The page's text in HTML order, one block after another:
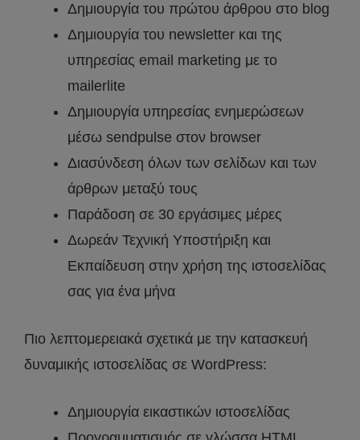
Δημιουργία του πρώτου άρθρου στο blog
Δημιουργία του newsletter και της
υπηρεσίας email marketing με το
mailerlite
Δημιουργία υπηρεσίας ενημερώσεων
μέσω sendpulse στον browser
Διασύνδεση όλων των σελίδων και των
άρθρων μεταξύ τους
Παράδοση σε 30 εργάσιμες μέρες
Δωρεάν Τεχνική Υποστήριξη και
Εκπαίδευση στην χρήση της ιστοσελίδας
σας για ένα μήνα
Πιο λεπτομερειακά σχετικά με την κατασκευή
δυναμικής ιστοσελίδας σε WordPress:
Δημιουργία εικαστικών ιστοσελίδας